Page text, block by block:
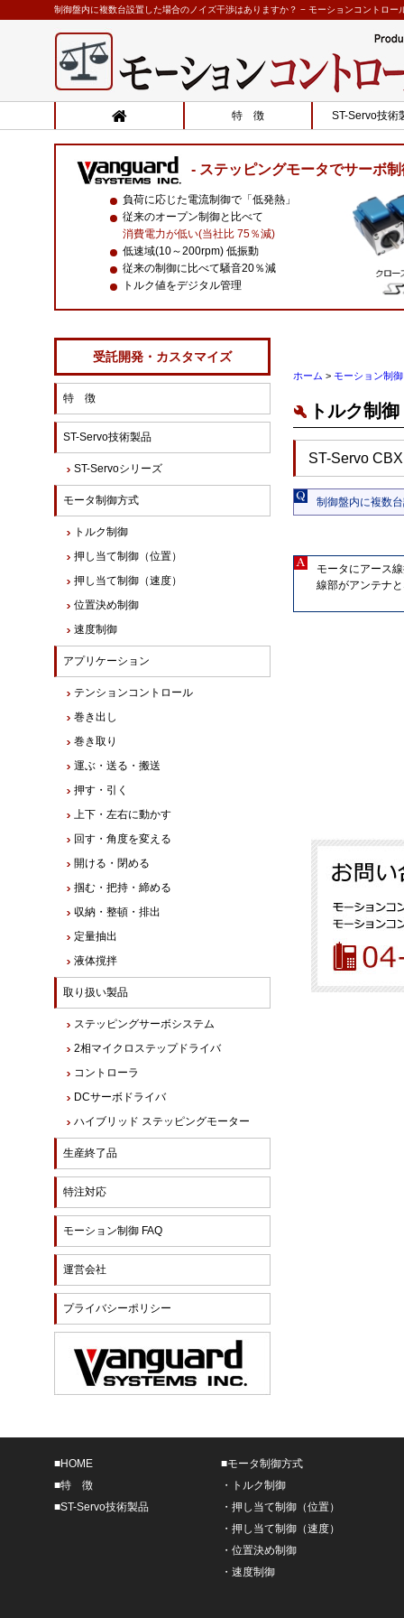
制御盤内に複数台設置した場合のノイズ干渉はありますか？ − モーションコントロ
特 徴 ST-Servo技術
ステッピングモータでサーボ制
負荷に応じた電流制御で「低発熱」
従来のオープン制御と比べて
消費電力が低い(当社比 75％減)
低速域(10～200rpm) 低振動
従来の制御に比べて騒音20％減
トルク値をデジタル管理
ホーム > モーション制
トルク制
ST-Servo CBX
制御盤内に複数
モータにアース
線部がアンテナ
受託開発・カスタマイズ
特 徴
ST-Servo技術製品
ST-Servoシリーズ
モータ制御方式
トルク制御
押し当て制御（位置）
押し当て制御（速度）
位置決め制御
速度制御
アプリケーション
テンションコントロール
巻き出し
巻き取り
運ぶ・送る・搬送
押す・引く
上下・左右に動かす
回す・角度を変える
開ける・閉める
掴む・把持・締める
収納・整頓・排出
定量抽出
液体撹拌
取り扱い製品
ステッピングサーボシステム
2相マイクロステップドライバ
コントローラ
DCサーボドライバ
ハイブリッド ステッピングモーター
生産終了品
特注対応
モーション制御 FAQ
運営会社
プライバシーポリシー
■HOME
■特 徴
■ST-Servo技術製品
■モータ制御方式
・
トルク制御
・ 押し当て制御（位置）
・ 押し当て制御（速度）
・ 位置決め制御
・ 速度制御